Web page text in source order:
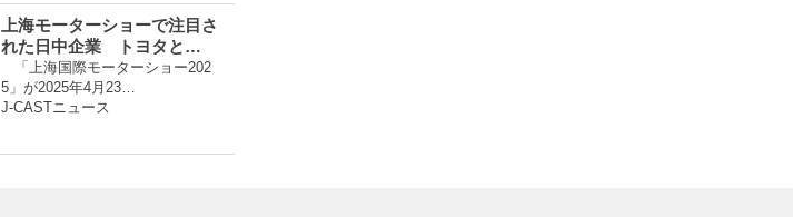
上海モーターショーで注目さ
れた日中企業 トヨタと…
「上海国際モーターショー202
5」が2025年4月23…
J-CASTニュース